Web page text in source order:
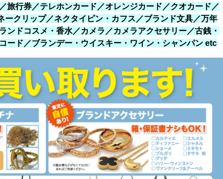
旅行券／テレホンカード／オレンジカード／クオカード／
クリップ／ネクタイピン・カフス／ブランド文具／万年
ンドコスメ・香水／カメラ／カメラアクセサリー／古銭・
ード／ブランデー・ウイスキー・ワイン・シャンパン etc